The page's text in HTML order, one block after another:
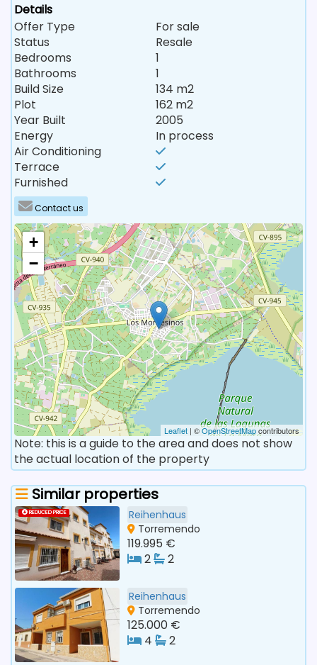
Details
Offer Type
For sale
Status
Resale
Bedrooms
1
Bathrooms
1
Build Size
134 m2
Plot
162 m2
Year Built
2005
Energy
In process
Air Conditioning
Terrace
Furnished
Contact us
+
−
Leaflet | ©OpenStreetMapcontributors
Note: this is a guide to the area and does not show
the actual location of the property
Similar properties
REDUCED PRICE
Reihenhaus
Torremendo
119.995 €
2
2
Reihenhaus
Torremendo
125.000 €
4
2